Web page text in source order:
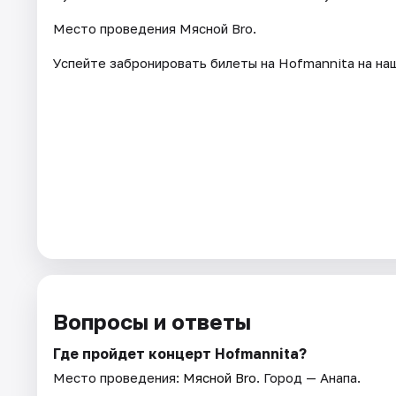
Место проведения Мясной Bro.
Успейте забронировать билеты на Hofmannita на
Вопросы и ответы
Где пройдет концерт Hofmannita?
Место проведения: Мясной Bro. Город — Анапа.